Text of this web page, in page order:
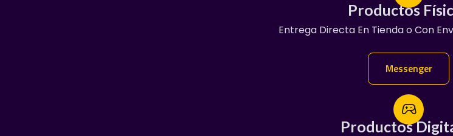
Productos
Entrega Directa En Tienda o Con
Messenger
Productos
¡Servicio
Messenger
Productos
Productos